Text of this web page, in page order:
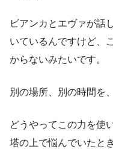
ビアンカとエヴァが話
いているんですけど、
からないみたいです。
別の場所、別の時間を
どうやってこの力を使
塔の上で悩んでいたと